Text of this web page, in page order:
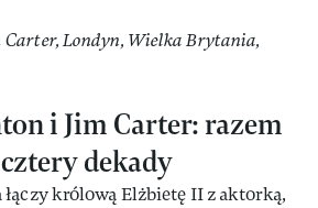
Londyn, Wielka Brytania,
i Jim Carter: razem
dekady
łączy królową Elżbietę II z aktorką,